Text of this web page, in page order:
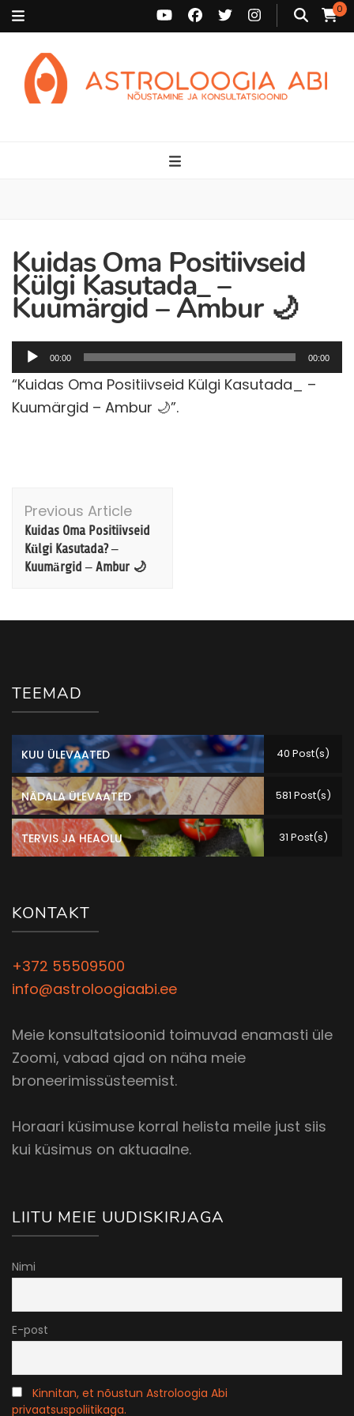
0
Kuidas Oma Positiivseid
Külgi Kasutada_ –
Kuumärgid – Ambur 🌙
Audioesitaja
00:00 00:00
“Kuidas Oma Positiivseid Külgi Kasutada_ –
Kuumärgid – Ambur 🌙”.
Post
Navigation
Previous Article
Kuidas Oma Positiivseid
Külgi Kasutada? –
Kuumärgid – Ambur 🌙
TEEMAD
KUU ÜLEVAATED 40 Post(s)
NÄDALA ÜLEVAATED 581 Post(s)
TERVIS JA HEAOLU 31 Post(s)
KONTAKT
+372 55509500
info@astroloogiaabi.ee
Meie konsultatsioonid toimuvad enamasti üle
Zoomi, vabad ajad on näha meie
broneerimissüsteemist.
Horaari küsimuse korral helista meile just siis
kui küsimus on aktuaalne.
LIITU MEIE UUDISKIRJAGA
Nimi
E-post
Kinnitan, et nõustun Astroloogia Abi
privaatsuspoliitikaga.